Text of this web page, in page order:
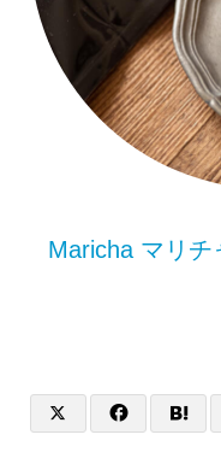
Maricha マリ